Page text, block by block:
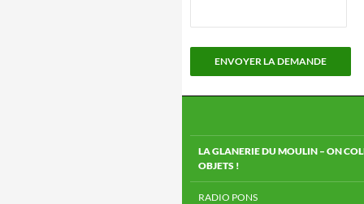
LA GLANERIE DU MOULIN – ON
OBJETS !
RADIO PONS